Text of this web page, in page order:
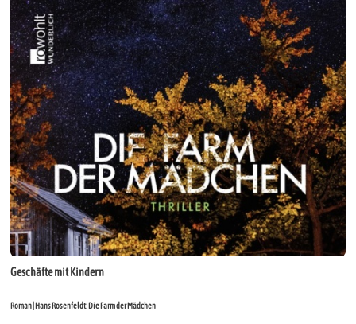
Geschäfte mit Kindern
Roman | Hans Rosenfeldt: Die Farm der Mädchen